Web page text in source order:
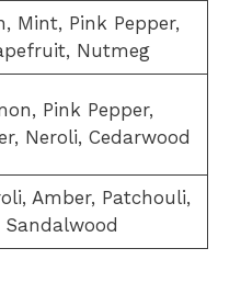
Mint, Pink Pepper,
Nutmeg
Pink Pepper,
Neroli, Cedarwood
Amber, Patchouli,
Sandalwood